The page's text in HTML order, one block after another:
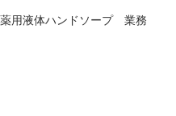
用液体ハンドソープ 業務